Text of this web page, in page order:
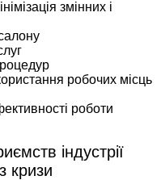
змінних і
робочих місць
роботи
індустрії
кризи